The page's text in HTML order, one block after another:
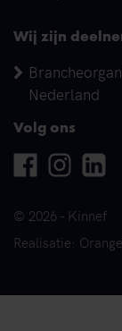
Wij zijn
Nederland
Volg ons
Facebook
© 2026 - Kinnef
Realisatie: